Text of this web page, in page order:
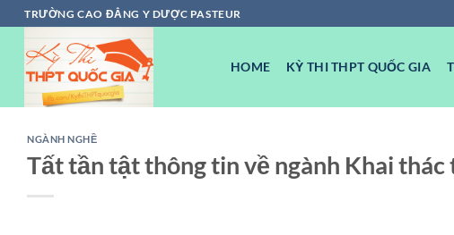
Chuyển
đến
dung
TRƯỜNG CAO ĐẲNG Y DƯỢC PASTEUR
HOME KỲ THI THPT QUỐC GIA
NGÀNH NGHỀ
Tất tần tật thông tin về ngành Khai thác